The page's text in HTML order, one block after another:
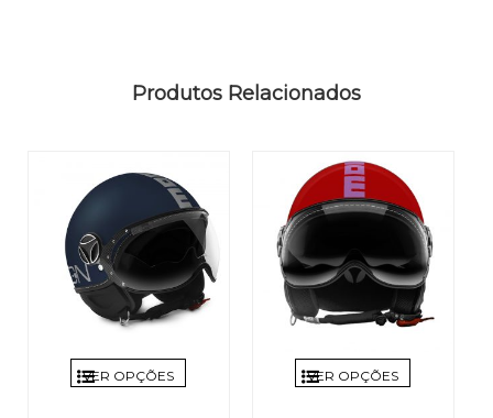
Produtos Relacionados
VER OPÇÕES VER OPÇÕES